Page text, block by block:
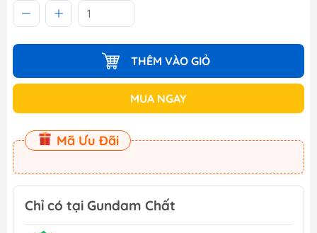
THÊM VÀO GIỎ
MUA NGAY
Mã Ưu Đãi
Chỉ có tại Gundam Chất